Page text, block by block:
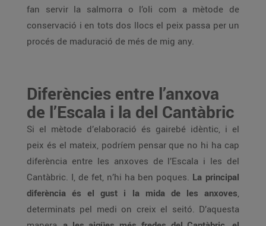
fan servir la salmorra o l’oli com a mètode de
conservació i en tots dos llocs el peix passa per un
procés de maduració de més de mig any.
Diferències entre l’anxova
de l’Escala i la del Cantàbric
Si el mètode d’elaboració és gairebé idèntic, i el
peix és el mateix, podríem pensar que no hi ha cap
diferència entre les anxoves de l’Escala i les del
Cantàbric. I, de fet, n’hi ha ben poques. La principal
diferència és el gust i la mida de les anxoves,
determinats pel medi on creix el seitó. D’aquesta